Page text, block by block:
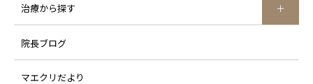
治療から探す
院長ブログ
マエクリだより